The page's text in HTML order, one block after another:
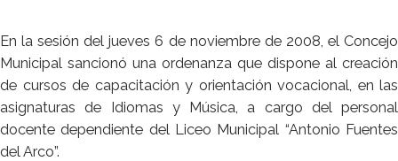
En la sesión del jueves 6 de noviembre de 2008, el Concejo
Municipal sancionó una ordenanza que dispone al creación
de cursos de capacitación y orientación vocacional, en las
asignaturas de Idiomas y Música, a cargo del personal
docente dependiente del Liceo Municipal “Antonio Fuentes
del Arco”.